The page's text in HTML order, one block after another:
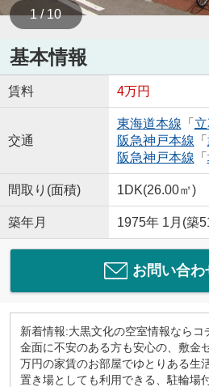
1 / 10
基本情報
賃料 4万円
交通
東海道本線 「
阪急神戸本線 「
阪急神戸本線 「
間取り(面積) 1DK(26.00㎡)
築年月 1975年 1月(築
お問い合わ
新着情報:大黒文化の空室情報なら
金面に不安のある方も安心の、敷金
万円の家賃のお部屋でゆとりある生
置き場としても利用できる、駐輪場